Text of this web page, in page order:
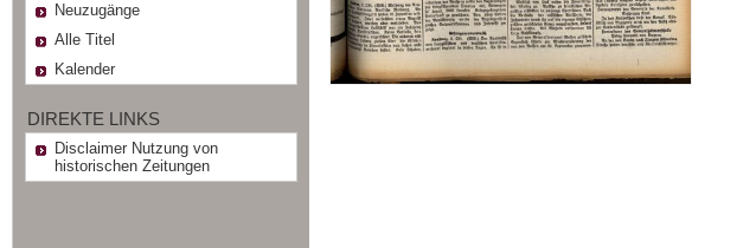
Neuzugänge
Alle Titel
Kalender
DIREKTE LINKS
Disclaimer Nutzung von
historischen Zeitungen